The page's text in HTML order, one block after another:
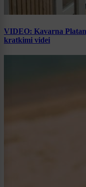
VIDEO: Kavarna
kratkimi videi